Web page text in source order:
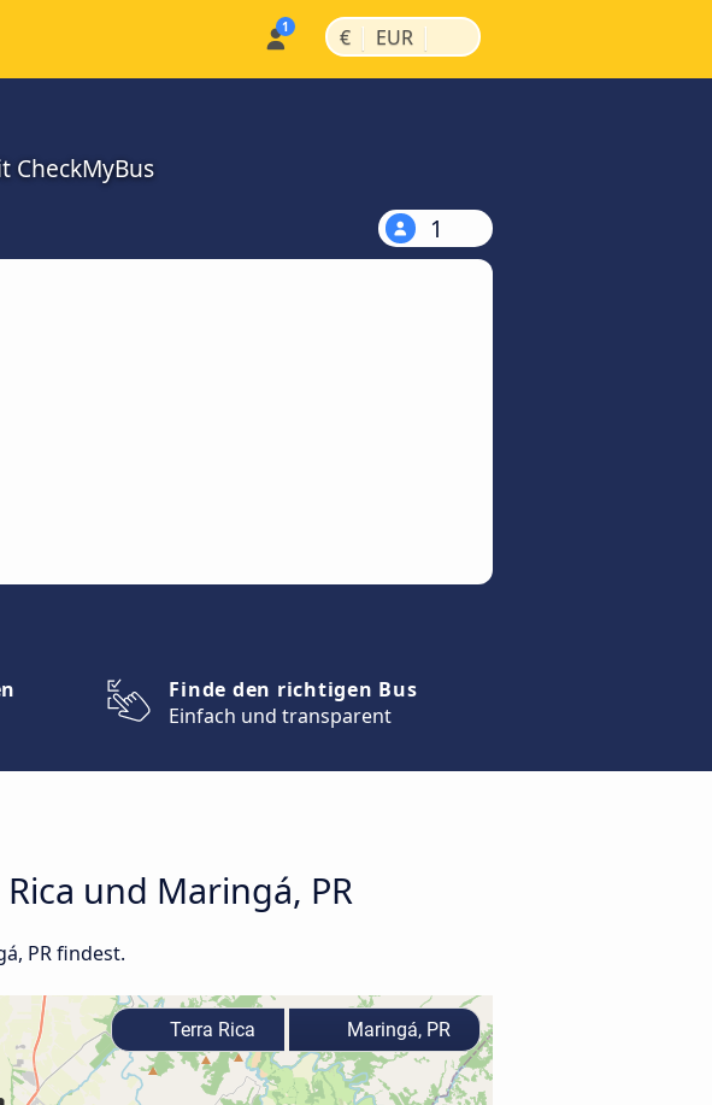
€ | EUR |
CheckMyBus
1
Finde den richtigen Bus
Einfach und transparent
und Maringá, PR
PR findest.
Terra Rica Maringá, PR